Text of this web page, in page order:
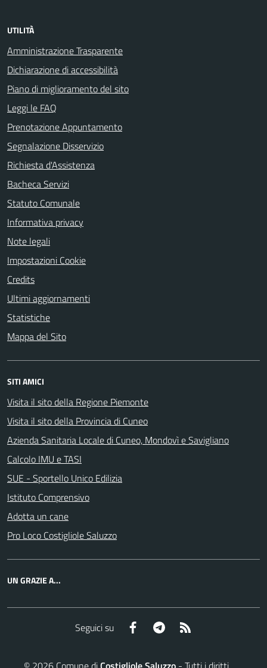
UTILITÀ
Amministrazione Trasparente
Dichiarazione di accessibilità
Piano di miglioramento del sito
Leggi le FAQ
Prenotazione Appuntamento
Segnalazione Disservizio
Richiesta d'Assistenza
Bacheca Servizi
Statuto Comunale
Informativa privacy
Note legali
Impostazioni Cookie
Credits
Ultimi aggiornamenti
Statistiche
Mappa del Sito
SITI AMICI
Visita il sito della Regione Piemonte
Visita il sito della Provincia di Cuneo
Azienda Sanitaria Locale di Cuneo, Mondovì e Savigliano
Calcolo IMU e TASI
SUE - Sportello Unico Edilizia
Istituto Comprensivo
Adotta un cane
Pro Loco Costigliole Saluzzo
UN GRAZIE A...
Seguici su Facebook Telegram